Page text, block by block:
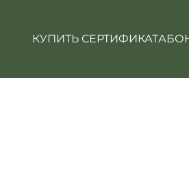
КУПИТЬ СЕРТИФИКАТ